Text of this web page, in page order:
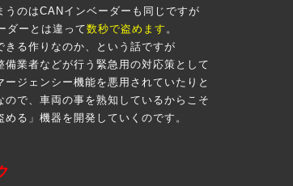
うのはCANインベーダーも同じですが
ダーとは違って数秒で盗めます 。
きる作りなのか、という話ですが
備業者などが行う緊急用の対応策として
ージェンシー機能を悪用されていたりと
ので、車両の事を熟知しているからこそ
る」機器を開発していくのです。